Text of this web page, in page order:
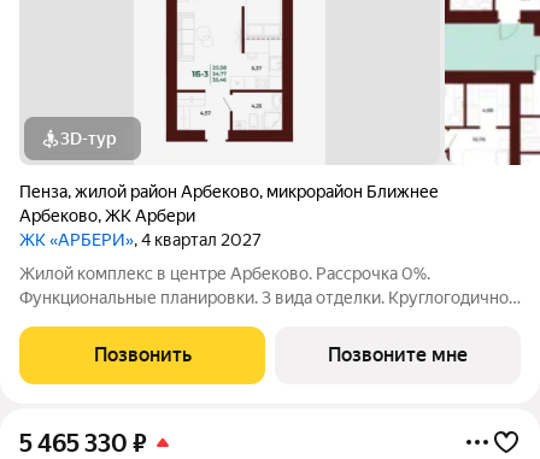
3D-тур
Пенза,жилой район Арбеково, микрорайон Ближнее
Арбеково,ЖК Арбери
ЖК «АРБЕРИ», 4 квартал 2027
Жилой комплекс в центре Арбеково. Рассрочка 0%.
Функциональные планировки. 3 вида отделки. Круглогодичное
Это проект новых технологий, смелых идей и современных
решений. Преимущества ЖК АРБЕРИ: 1.
Позвонить Позвоните мне
5 465 330 ₽